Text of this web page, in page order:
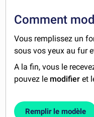
Comment
Vous remplissez un
sous vos yeux au fur
A la fin, vous le
pouvez le modifier et
Remplir le modèle